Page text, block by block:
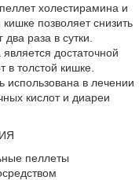
холестирамина и
позволяет снизить
раза в сутки.
достаточной
в толстой кишке.
использована в лечении
кислот и диареи
пеллеты